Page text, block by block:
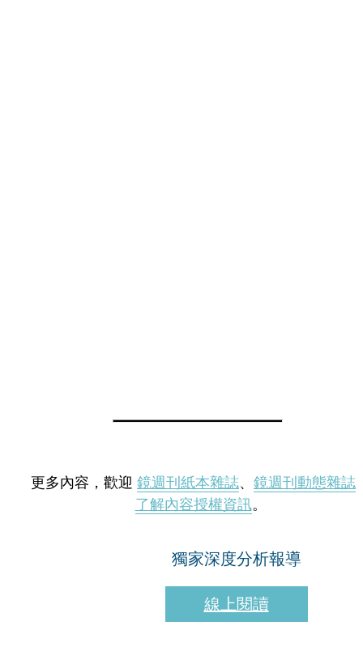
更多內容，歡迎 鏡週刊紙本雜誌、 鏡週刊動態雜誌
了解內容授權資訊。
獨家深度分析報導
線上閱讀